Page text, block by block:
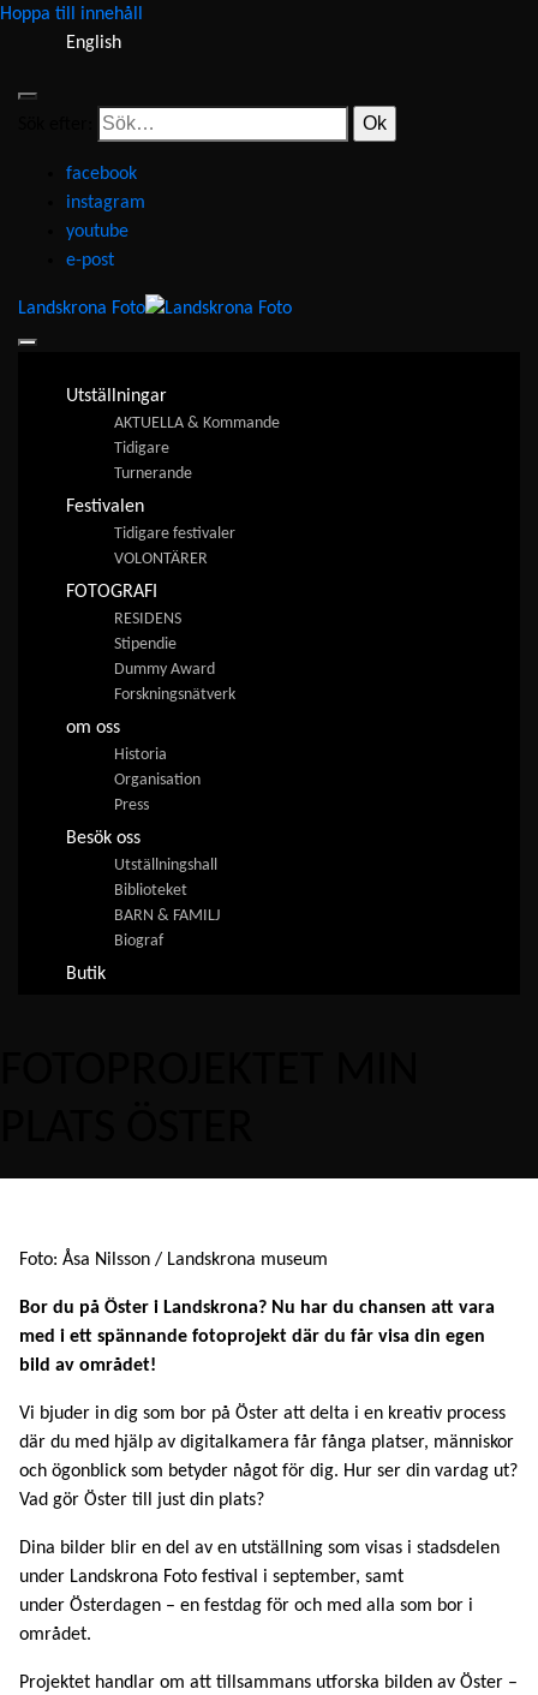
Hoppa till innehåll
English
facebook
instagram
youtube
e-post
Landskrona Foto
Utställningar
AKTUELLA & Kommande
Tidigare
Turnerande
Festivalen
Tidigare festivaler
VOLONTÄRER
FOTOGRAFI
RESIDENS
Stipendie
Dummy Award
Forskningsnätverk
om oss
Historia
Organisation
Press
Besök oss
Utställningshall
Biblioteket
BARN & FAMILJ
Biograf
Butik
Foto: Åsa Nilsson / Landskrona museum
Bor du på Öster i Landskrona? Nu har du chansen att vara
med i ett spännande fotoprojekt där du får visa din egen
bild av området!
Vi bjuder in dig som bor på Öster att delta i en kreativ process
där du med hjälp av digitalkamera får fånga platser, människor
och ögonblick som betyder något för dig. Hur ser din vardag ut?
Vad gör Öster till just din plats?
Dina bilder blir en del av en utställning som visas i stadsdelen
under Landskrona Foto festival i september, samt
under Österdagen – en festdag för och med alla som bor i
området.
Projektet handlar om att tillsammans utforska bilden av Öster –